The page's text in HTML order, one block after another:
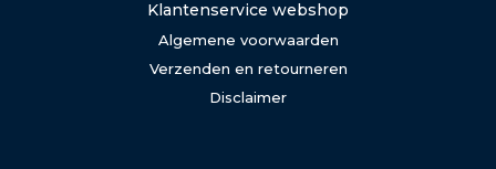
Klantenservice webshop
Algemene voorwaarden
Verzenden en retourneren
Disclaimer